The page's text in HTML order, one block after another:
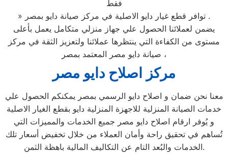
فقط
» توافر قطع غيار دايو الاصلية في مركز صيانة دايو بمصر .
يضمن لعملائنا الحصول علي جهاز منزلي متكامل يعمل بأعلى
مستوى من الكفاءة التي ينتظرها عملائنا ولتعزيز الثقة في مركز
صيانة دايو مصر المعتمد بمصر ،
مركز اصلاح دايو مصر
معنا نحن ضمان و اصلاح دايو الرسمي بمصر يمكنكم الحصول علي
خدمات الصيانة المنزلية للاجهزة المنزلية دايو بقطع الغيار الاصلية
و يُوفر ارقام اصلاح دايو مصر جميع الخدمات والمميزات التي
تُساهم في تحقيق راحة وأمان العملاء من خلال تخفيض أسعار تلك
الخدمات والبُعد التام عن التكاليف المالية باهظة الثمن.